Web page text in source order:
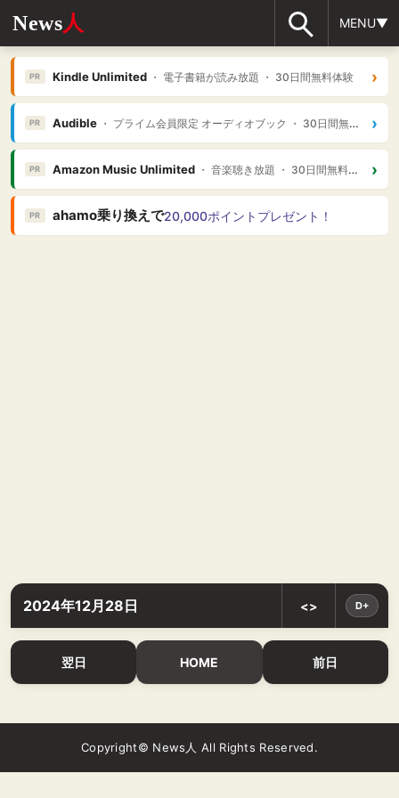
News人 MENU▼
PR Kindle Unlimited・ 電子書籍が読み放題 ・ 30日間無料体験 ›
PR Audible・ プライム会員限定 オーディオブック ・ 30日間無料体験 ›
PR Amazon Music Unlimited・ 音楽聴き放題 ・ 30日間無料体験 ›
PR ahamo乗り換えで20,000ポイントプレゼント！
2024年12月28日 <> D+
翌日 HOME 前日
Copyright© News人 All Rights Reserved.